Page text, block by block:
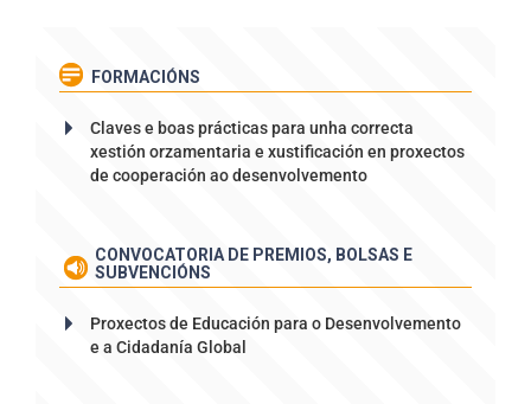
FORMACIÓNS
Claves e boas prácticas para unha correcta
xestión orzamentaria e xustificación en proxectos
de cooperación ao desenvolvemento
CONVOCATORIA DE PREMIOS, BOLSAS E
SUBVENCIÓNS
Proxectos de Educación para o Desenvolvemento
e a Cidadanía Global